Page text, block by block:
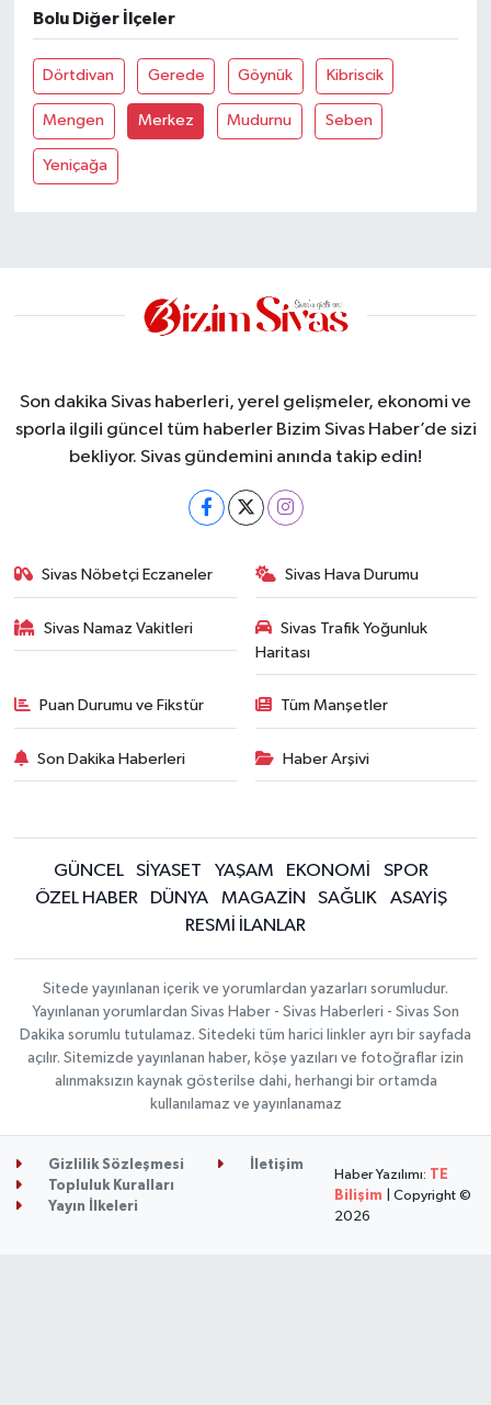
Bolu Diğer İlçeler
Dörtdivan Gerede Göynük Kibriscik
Mengen Merkez Mudurnu Seben
Yeniçağa
Son dakika Sivas haberleri, yerel gelişmeler, ekonomi ve
sporla ilgili güncel tüm haberler Bizim Sivas Haber’de sizi
bekliyor. Sivas gündemini anında takip edin!
Sivas Nöbetçi Eczaneler Sivas Hava Durumu
Sivas Namaz Vakitleri
Sivas Trafik Yoğunluk
Haritası
Puan Durumu ve Fikstür Tüm Manşetler
Son Dakika Haberleri Haber Arşivi
GÜNCEL SİYASET YAŞAM EKONOMİ
SPOR
ÖZEL HABER
DÜNYA MAGAZİN SAĞLIK
ASAYİŞ
RESMİ İLANLAR
Sitede yayınlanan içerik ve yorumlardan yazarları sorumludur.
Yayınlanan yorumlardan Sivas Haber - Sivas Haberleri - Sivas Son
Dakika sorumlu tutulamaz. Sitedeki tüm harici linkler ayrı bir sayfada
açılır. Sitemizde yayınlanan haber, köşe yazıları ve fotoğraflar izin
alınmaksızın kaynak gösterilse dahi, herhangi bir ortamda
kullanılamaz ve yayınlanamaz
Gizlilik Sözleşmesi
İletişim
Topluluk Kuralları
Yayın İlkeleri
Haber Yazılımı: TE
Bilişim | Copyright ©
2026